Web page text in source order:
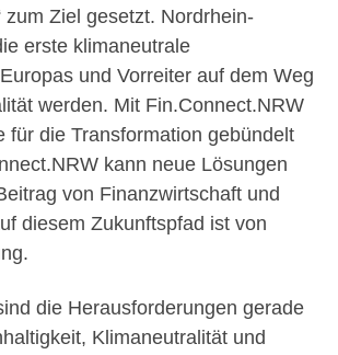
zum Ziel gesetzt. Nordrhein-
erste klimaneutrale
und Vorreiter auf dem Weg
werden. Mit Fin.Connect.NRW
für die Transformation gebündelt
kann neue Lösungen
von Finanzwirtschaft und
diesem Zukunftspfad ist von
die Herausforderungen gerade
Klimaneutralität und